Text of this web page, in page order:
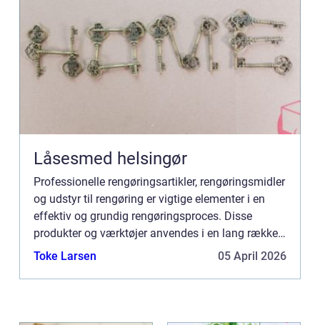
Låsesmed helsingør
Professionelle rengøringsartikler, rengøringsmidler
og udstyr til rengøring er vigtige elementer i en
effektiv og grundig rengøringsproces. Disse
produkter og værktøjer anvendes i en lang række
forskellige miljøer, herunder kontorer, skoler,
Toke Larsen 05 April 2026